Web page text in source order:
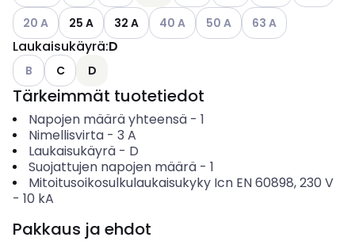
Katso käytettävissä olevat vaihtoehdot
20 A 25 A 32 A Katso käytettävissä olevat
40 A Katso käytettävissä olevat
50 A Katso
63 A
Laukaisukäyrä:D
Katso käytettävissä olevat vaihtoehdot
B C D
Tärkeimmät tuotetiedot
Napojen määrä yhteensä- 1
Nimellisvirta- 3 A
Laukaisukäyrä- D
Suojattujen napojen määrä- 1
Mitoitusoikosulkulaukaisukyky Icn EN 60898, 230 V
- 10 kA
Pakkaus ja ehdot